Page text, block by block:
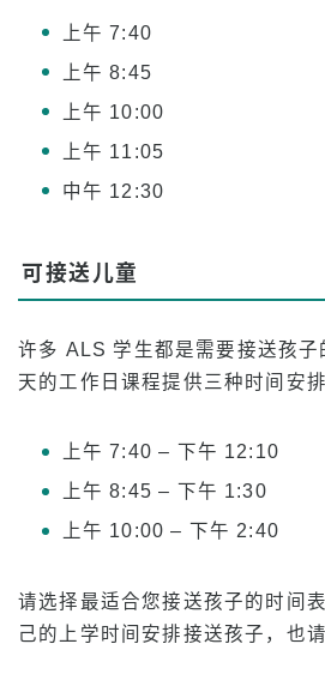
上午 7:40
上午 8:45
上午 10:00
上午 11:05
中午 12:30
可接送儿童
许多 ALS 学生都是需要接送孩子
天的工作日课程提供三种时间安排
上午 7:40 – 下午 12:10
上午 8:45 – 下午 1:30
上午 10:00 – 下午 2:40
请选择最适合您接送孩子的时间
己的上学时间安排接送孩子，也